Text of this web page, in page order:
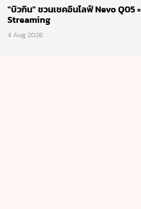
"บิวกิน" ชวนเชคอินไลฟ์ Nevo
Streaming
4 Aug 2026